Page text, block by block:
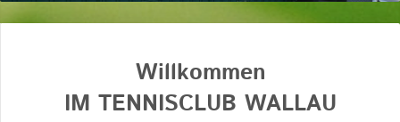
Willkommen
IM TENNISCLUB WALLAU